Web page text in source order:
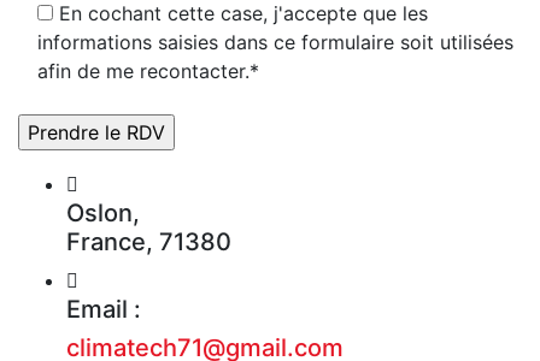
En cochant cette case, j'accepte que les
informations saisies dans ce formulaire soit utilisées
afin de me recontacter.*
Oslon,
France, 71380
Email :
climatech71@gmail.com